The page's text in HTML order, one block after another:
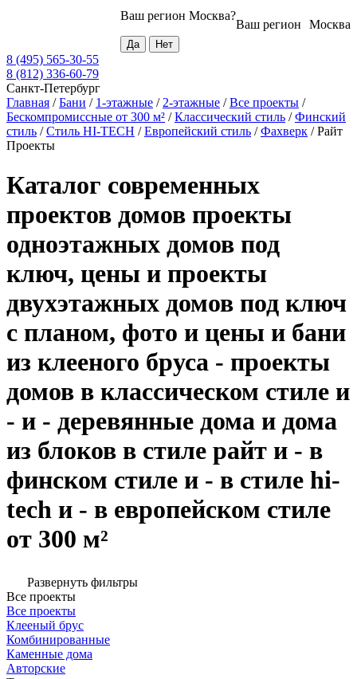
Москва
Ваш регион
Ваш регион Москва?
8 (495) 565-30-55
8 (812) 336-60-79
Санкт-Петербург
Главная /Бани / 1-этажные / 2-этажные /Все проекты /
Бескомпромиссные от 300 м² /Классический стиль /Финский
стиль /Стиль HI-TECH /Европейский стиль /Фахверк /Райт
Проекты
Каталог современных
проектов домов проекты
одноэтажных домов под
ключ, цены и проекты
двухэтажных домов под ключ
с планом, фото и цены и бани
из клееного бруса - проекты
домов в классическом стиле и
- и - деревянные дома и дома
из блоков в стиле райт и - в
финском стиле и - в стиле hi-
tech и - в европейском стиле
от 300 м²
Развернуть фильтры
Все проекты
Все проекты
Клееный брус
Комбинированные
Каменные дома
Авторские